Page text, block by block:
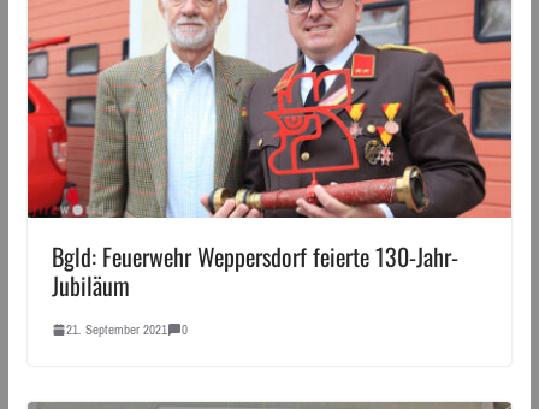
Bgld: Feuerwehr Weppersdorf feierte 130-Jahr-
Jubiläum
21. September 2021 0